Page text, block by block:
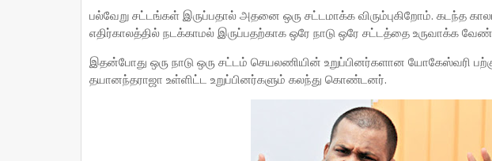
பல்வேறு சட்டங்கள் இருப்பதால் அதனை ஒரு சட்டமாக்க விரும்புகிறோம். கடந்த
எதிர்காலத்தில் நடக்காமல் இருப்பதற்காக ஒரே நாடு ஒரே சட்டத்தை உருவாக்க
இதன்போது ஒரு நாடு ஒரு சட்டம் செயலணியின் உறுப்பினர்களான யோகேஸ்வரி
தயானந்தராஜா உள்ளிட்ட உறுப்பினர்களும் கலந்து கொண்டனர்.